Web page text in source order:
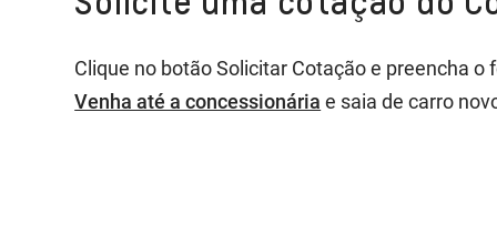
A substituição será realizada por meio de
aprovação prévia do Consórcio Nacional
Clique no botão Solicitar Cotação e preencha
Venha até a concessionária e saia de carro